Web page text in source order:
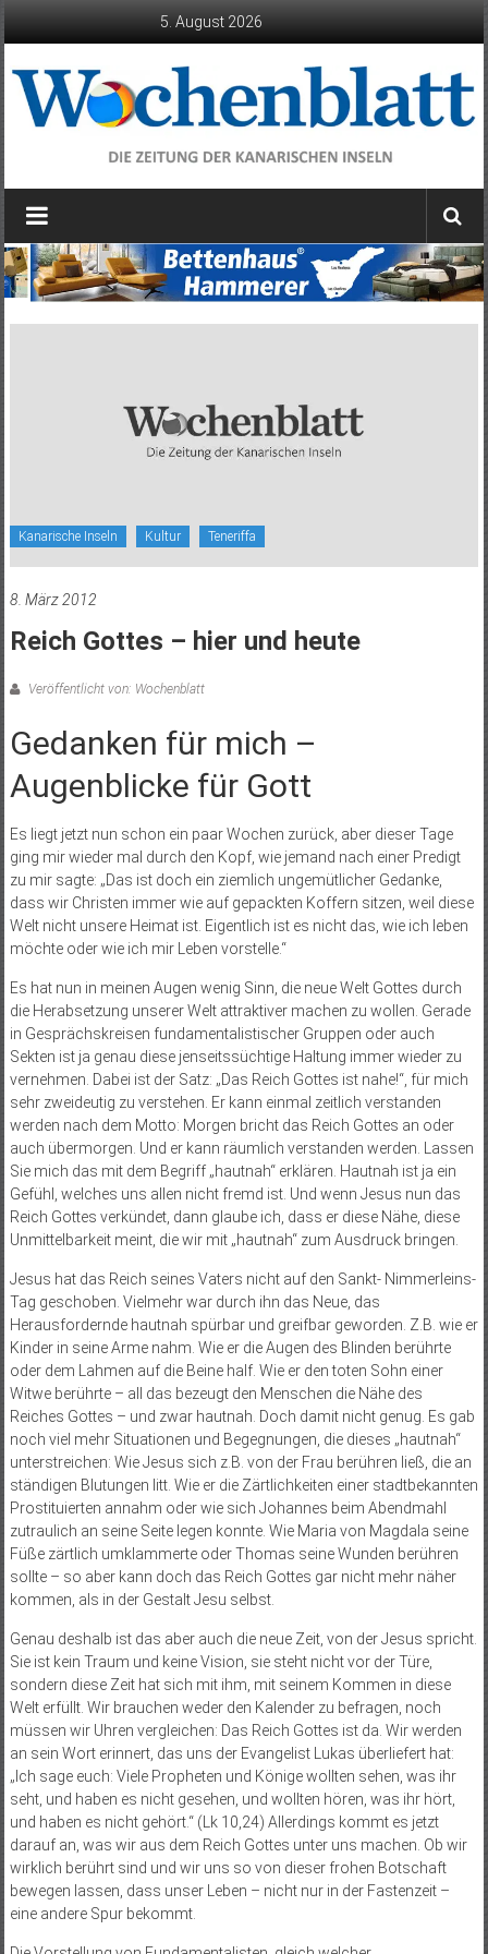
5. August 2026
Wochenblatt
die
Zeitung
der
Kanarischen
Inseln
Kanarische Inseln Kultur Teneriffa
8. März 2012
Reich Gottes – hier und heute
Veröffentlicht von: Wochenblatt
Gedanken für mich ­–
Augenblicke für Gott
Es liegt jetzt nun schon ein paar Wochen zurück, aber dieser Tage
ging mir wieder mal durch den Kopf, wie jemand nach einer Predigt
zu mir sagte: „Das ist doch ein ziemlich ungemütlicher Gedanke,
dass wir Christen immer wie auf gepackten Koffern sitzen, weil diese
Welt nicht unsere Heimat ist. Eigentlich ist es nicht das, wie ich leben
möchte oder wie ich mir Leben vorstelle.“
Es hat nun in meinen Augen wenig Sinn, die neue Welt Gottes durch
die Herabsetzung unserer Welt attraktiver machen zu wollen. Gerade
in Gesprächskreisen fundamentalistischer Gruppen oder auch
Sekten ist ja genau diese jenseitssüchtige Haltung immer wieder zu
vernehmen. Dabei ist der Satz: „Das Reich Gottes ist nahe!“, für mich
sehr zweideutig zu verstehen. Er kann einmal zeitlich verstanden
werden nach dem Motto: Morgen bricht das Reich Gottes an oder
auch übermorgen. Und er kann räumlich verstanden werden. Lassen
Sie mich das mit dem Begriff „hautnah“ erklären. Hautnah ist ja ein
Gefühl, welches uns allen nicht fremd ist. Und wenn Jesus nun das
Reich Gottes verkündet, dann glaube ich, dass er diese Nähe, diese
Unmittelbarkeit meint, die wir mit „hautnah“ zum Ausdruck bringen.
Jesus hat das Reich seines Vaters nicht auf den Sankt- Nimmerleins-
Tag geschoben. Vielmehr war durch ihn das Neue, das
Herausfordernde hautnah spürbar und greifbar geworden. Z.B. wie er
Kinder in seine Arme nahm. Wie er die Augen des Blinden berührte
oder dem Lahmen auf die Beine half. Wie er den toten Sohn einer
Witwe berührte – all das bezeugt den Menschen die Nähe des
Reiches Gottes – und zwar hautnah. Doch damit nicht genug. Es gab
noch viel mehr Situationen und Begegnungen, die dieses „hautnah“
unterstreichen: Wie Jesus sich z.B. von der Frau berühren ließ, die an
ständigen Blutungen litt. Wie er die Zärtlichkeiten einer stadtbekannten
Prostituierten annahm oder wie sich Johannes beim Abendmahl
zutraulich an seine Seite legen konnte. Wie Maria von Magdala seine
Füße zärtlich umklammerte oder Thomas seine Wunden berühren
sollte – so aber kann doch das Reich Gottes gar nicht mehr näher
kommen, als in der Gestalt Jesu selbst.
Genau deshalb ist das aber auch die neue Zeit, von der Jesus spricht.
Sie ist kein Traum und keine Vision, sie steht nicht vor der Türe,
sondern diese Zeit hat sich mit ihm, mit seinem Kommen in diese
Welt erfüllt. Wir brauchen weder den Kalender zu befragen, noch
müssen wir Uhren vergleichen: Das Reich Gottes ist da. Wir werden
an sein Wort erinnert, das uns der Evangelist Lukas überliefert hat:
„Ich sage euch: Viele Propheten und Könige wollten sehen, was ihr
seht, und haben es nicht gesehen, und wollten hören, was ihr hört,
und haben es nicht gehört.“ (Lk 10,24) Allerdings kommt es jetzt
darauf an, was wir aus dem Reich Gottes unter uns machen. Ob wir
wirklich berührt sind und wir uns so von dieser frohen Botschaft
bewegen lassen, dass unser Leben – nicht nur in der Fastenzeit –
eine andere Spur bekommt.